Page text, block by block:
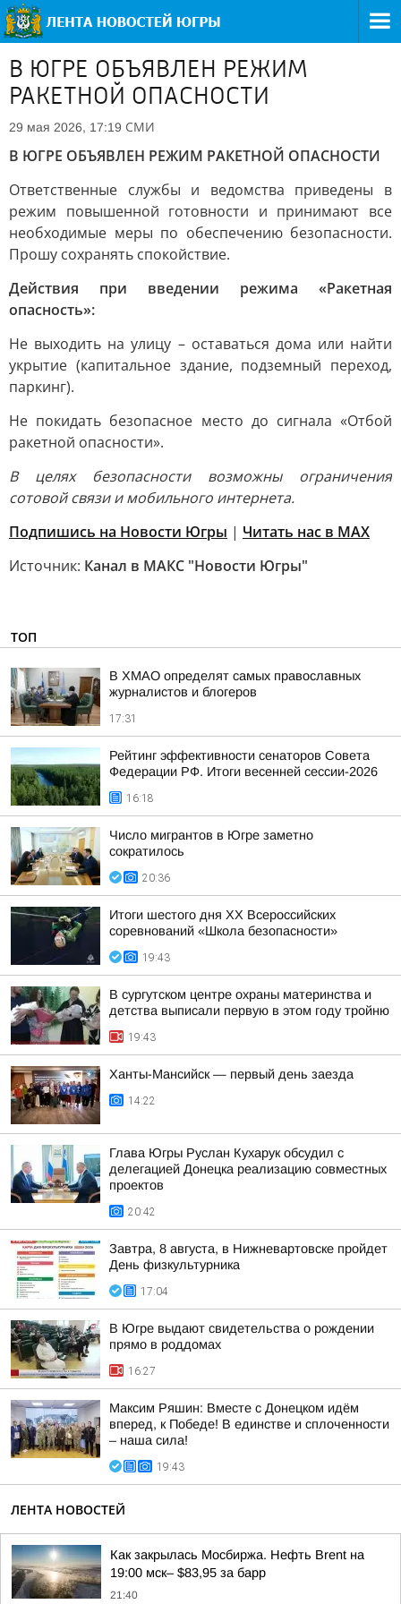
В ЮГРЕ ОБЪЯВЛЕН РЕЖИМ
РАКЕТНОЙ ОПАСНОСТИ
29 мая 2026, 17:19 СМИ
В ЮГРЕ ОБЪЯВЛЕН РЕЖИМ РАКЕТНОЙ ОПАСНОСТИ
Ответственные службы и ведомства приведены в
режим повышенной готовности и принимают все
необходимые меры по обеспечению безопасности.
Прошу сохранять спокойствие.
Действия при введении режима «Ракетная
опасность»:
Не выходить на улицу – оставаться дома или найти
укрытие (капитальное здание, подземный переход,
паркинг).
Не покидать безопасное место до сигнала «Отбой
ракетной опасности».
В целях безопасности возможны ограничения
сотовой связи и мобильного интернета.
Подпишись на Новости Югры | Читать нас в MAX
Источник: Канал в МАКС "Новости Югры"
ТОП
В ХМАО определят самых православных
журналистов и блогеров
17:31
Рейтинг эффективности сенаторов Совета
Федерации РФ. Итоги весенней сессии-2026
16:18
Число мигрантов в Югре заметно
сократилось
20:36
Итоги шестого дня XX Всероссийских
соревнований «Школа безопасности»
19:43
В сургутском центре охраны материнства и
детства выписали первую в этом году тройню
19:43
Ханты-Мансийск — первый день заезда
14:22
Глава Югры Руслан Кухарук обсудил с
делегацией Донецка реализацию совместных
проектов
20:42
Завтра, 8 августа, в Нижневартовске пройдет
День физкультурника
17:04
В Югре выдают свидетельства о рождении
прямо в роддомах
16:27
Максим Ряшин: Вместе с Донецком идём
вперед, к Победе! В единстве и сплоченности
– наша сила!
19:43
ЛЕНТА НОВОСТЕЙ
Как закрылась Мосбиржа. Нефть Brent на
19:00 мск– $83,95 за барр
21:40